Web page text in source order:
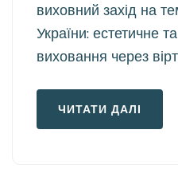
виховний захід на
України: естетичне
виховання через
ЧИТАТИ ДАЛІ